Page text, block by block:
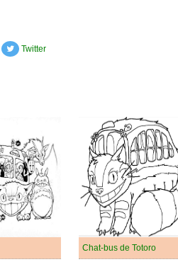
Twitter
Chat-bus de Totoro